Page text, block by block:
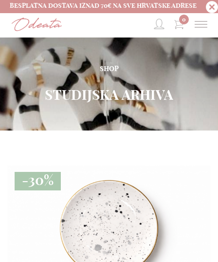
BESPLATNA DOSTAVA IZNAD 70€ NA SVE HRVATSKE ADRESE
0
NASLOVNA
SHOP
STUDIJSKA ARHIVA
-30%